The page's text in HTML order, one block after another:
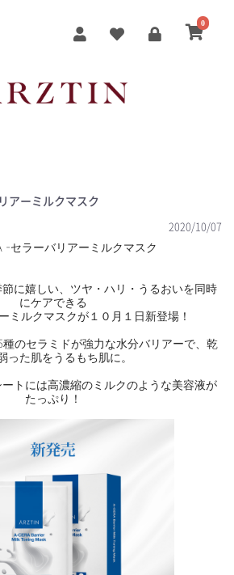
0
アーミルクマスク
2020/10/07
セラーバリアーミルクマスク
に嬉しい、ツヤ・ハリ・うるおいを同時
にケアできる
ミルクマスクが１０月１日新登場！
のセラミドが強力な水分バリアーで、乾
った肌をうるもち肌に。
トには高濃縮のミルクのような美容液が
たっぷり！